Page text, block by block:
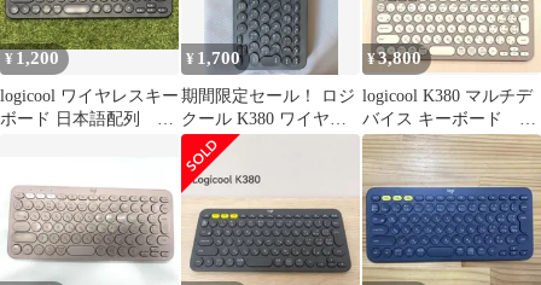
¥ 1,200
logicool ワイヤレスキー
ボード 日本語配列
¥ 1,700
期間限定セール！ ロジ
クール K380 ワイヤレ
スキーボード ダークグ
レー Bluetooth
¥3,800
logicool K380 マルチデ
バイス キーボード グ
レージュ